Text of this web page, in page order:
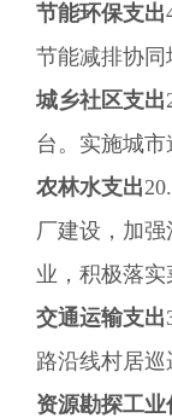
节能环保支出
节能减排协
城乡社区支出
台。实施城
农林水支出20.
厂建设，加强
业，积极落实
交通运输支出
路沿线村居巡
资源勘探工业